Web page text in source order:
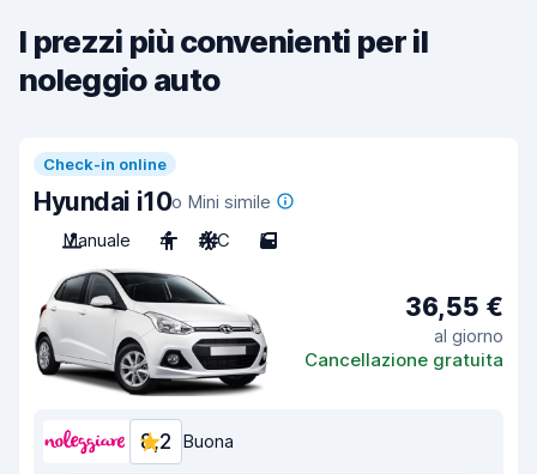
I prezzi più convenienti per il
noleggio auto
Check-in online
Hyundai i10o Mini simile
Manuale
4 A/C 5
36,55 €
al giorno
Cancellazione gratuita
8,2 Buona